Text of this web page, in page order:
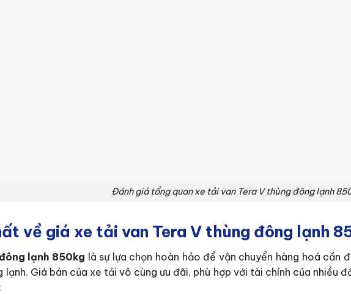
Đánh giá tổng quan xe tải van Tera V thùng đông lạnh
về giá xe tải van Tera V thùng đông lạnh
lạnh 850kg là sự lựa chọn hoàn hảo để vận chuyển hàng hoá
Giá bán của xe tải vô cùng ưu đãi, phù hợp với tài chính của nhiều